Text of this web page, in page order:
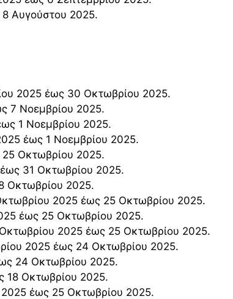
8 Αυγούστου 2025.
2025 έως 30 Οκτωβρίου 2025.
7 Νοεμβρίου 2025.
1 Νοεμβρίου 2025.
έως 1 Νοεμβρίου 2025.
25 Οκτωβρίου 2025.
31 Οκτωβρίου 2025.
Οκτωβρίου 2025.
2025 έως 25 Οκτωβρίου 2025.
έως 25 Οκτωβρίου 2025.
2025 έως 25 Οκτωβρίου 2025.
2025 έως 24 Οκτωβρίου 2025.
24 Οκτωβρίου 2025.
18 Οκτωβρίου 2025.
2025 έως 25 Οκτωβρίου 2025.